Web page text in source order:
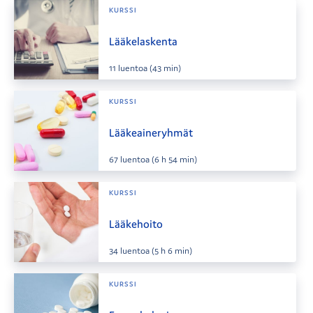
KURSSI
Lääkelaskenta
11 luentoa(43 min)
KURSSI
Lääkeaineryhmät
67 luentoa(6 h 54 min)
KURSSI
Lääkehoito
34 luentoa(5 h 6 min)
KURSSI